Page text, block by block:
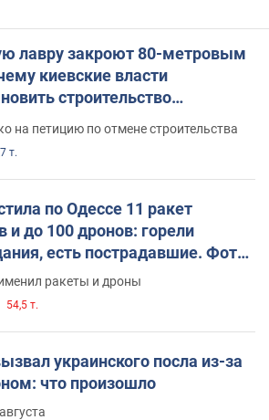
лавру закроют 80-метровым
киевские власти
строительство
на петицию по отмене строительства
т.
по Одессе 11 ракет
и до 100 дронов: горели
есть пострадавшие. Фото
ракеты и дроны
54,5 т.
украинского посла из-за
что произошло